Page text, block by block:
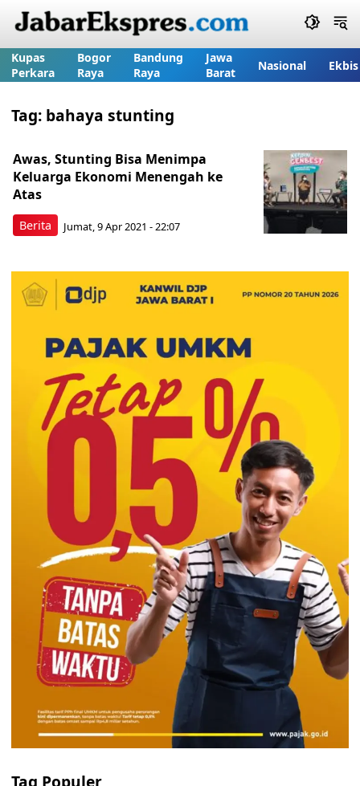
Kupas
Perkara
Bogor
Raya
Bandung
Raya
Jawa
Barat
Nasional Ekbis
Tag: bahaya stunting
Berita
Awas, Stunting Bisa Menimpa
Keluarga Ekonomi Menengah ke
Atas
Jumat, 9 Apr 2021 - 22:07